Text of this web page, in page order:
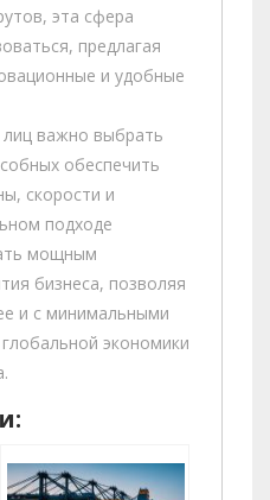
эта сфера
предлагая
и удобные
важно выбрать
обеспечить
скорости и
подходе
мощным
бизнеса, позволяя
и с минимальными
экономики